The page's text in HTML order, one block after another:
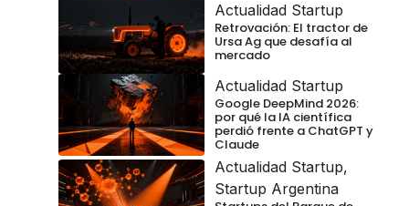
Actualidad Startup
Retrovación: El tractor de
Ursa Ag que desafía al
mercado
Actualidad Startup
Google DeepMind 2026:
por qué la IA científica
perdió frente a ChatGPT y
Claude
Actualidad Startup,
Startup Argentina